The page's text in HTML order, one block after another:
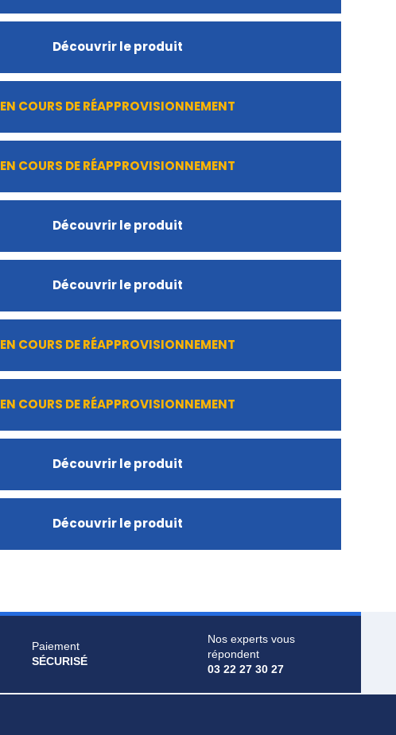
Découvrir le produit
EN COURS DE RÉAPPROVISIONNEMENT
EN COURS DE RÉAPPROVISIONNEMENT
Découvrir le produit
Découvrir le produit
EN COURS DE RÉAPPROVISIONNEMENT
EN COURS DE RÉAPPROVISIONNEMENT
Découvrir le produit
Découvrir le produit
Paiement
SÉCURISÉ
Nos experts vous
répondent
03 22 27 30 27